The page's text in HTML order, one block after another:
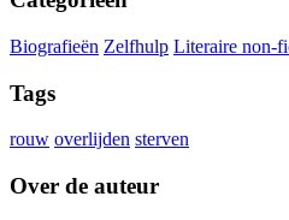
Biografieën Zelfhulp Literaire non-
Tags
rouw overlijden sterven
Over de auteur